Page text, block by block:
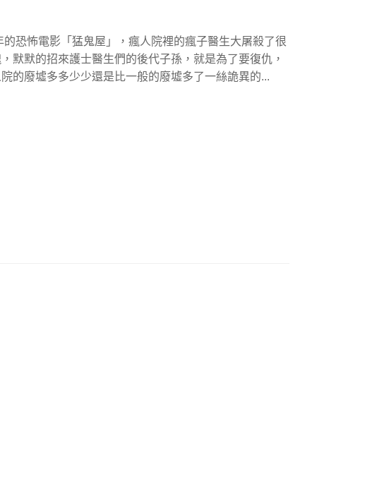
恐怖電影「猛鬼屋」，瘋人院裡的瘋子醫生大屠殺了很
默默的招來護士醫生們的後代子孫，就是為了要復仇，
的廢墟多多少少還是比一般的廢墟多了一絲詭異的...